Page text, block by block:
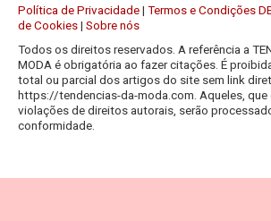
Política de Privacidade| Termos e Condições
de Cookies| Sobre nós
Todos os direitos reservados. A referência a
MODA é obrigatória ao fazer citações. É
total ou parcial dos artigos do site sem link
https://tendencias-da-moda.com. Aqueles, que
violações de direitos autorais, serão
conformidade.